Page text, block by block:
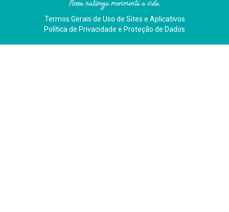
Nossa natureza movimenta a vida
Termos Gerais de Uso de Sites e Aplicativos
Política de Privacidade e Proteção de Dados